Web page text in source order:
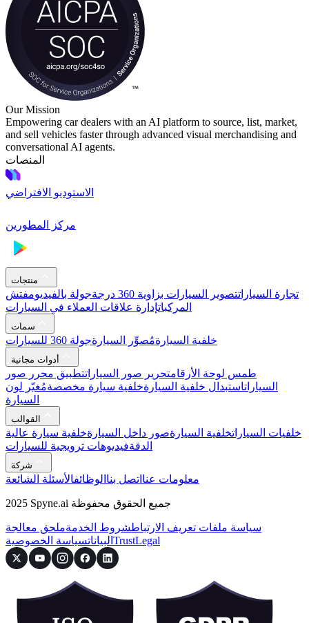
Our Mission
Empowering car dealers with an AI platform to source, list, market,
and sell vehicles faster through advanced visual merchandising and
conversational AI agents.
المنصات
الاستوديو الافتراضي
مركز المطورين
منتجات
تجارة السياراتتصوير السيارات بزاوية 360 درجة جولة بالفيديومفتش
المركباتإدارة علاقات العملاء في السيارات
سمات
خلفية السيارةمُصوِّر السيارةجولة 360 للسيارات
أدوات مجانية
طمس لوحة الأرقامتحرير صور السياراتتطبيق محرر صور
السياراتاستبدال خلفية السيارةخلفية سيارة مخصصةمُغيّر لون
السيارة
القوالب
خلفيات السياراتخلفية السيارةصور داخل السيارةخلفية سيارة عالية
الدقةفيديوهات ترويجية للسيارات
شركة
معلومات عنا اتصل بنا الوظائفالأسئلة الشائعة
2025 Spyne.ai جميع الحقوق محفوظة
سياسة ملفات تعريف الارتباطشروط الخدمةملحق معالجة
البياناتسياسة الخصوصية TrustLegal